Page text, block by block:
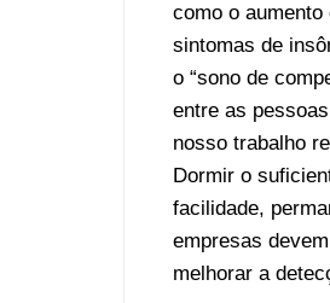
como o
sintomas de
o “sono de
entre as
nosso trabalho
Dormir o
facilidade,
empresas
melhorar a